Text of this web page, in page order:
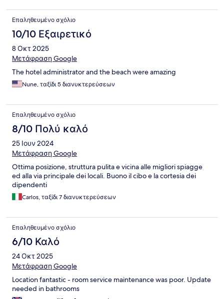
Επαληθευμένο σχόλιο
10/10 Εξαιρετικό
8 Οκτ 2025
Μετάφραση Google
The hotel administrator and the beach were amazing
Nune, ταξίδι 5 διανυκτερεύσεων
Επαληθευμένο σχόλιο
8/10 Πολύ καλό
25 Ιουν 2024
Μετάφραση Google
Ottima posizione, struttura pulita e vicina alle migliori spiagge
ed alla via principale dei locali. Buono il cibo e la cortesia dei
dipendenti
Carlos, ταξίδι 7 διανυκτερεύσεων
Επαληθευμένο σχόλιο
6/10 Καλό
24 Οκτ 2025
Μετάφραση Google
Location fantastic - room service maintenance was poor. Update
needed in bathrooms